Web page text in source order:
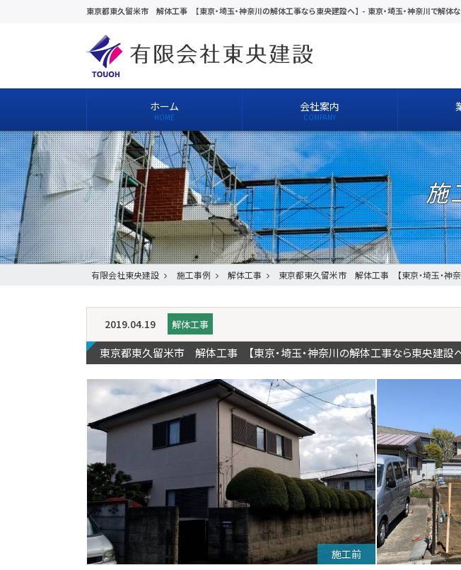
東京都東久留米市 解体工事 【東京・埼玉・神奈川の解体工事なら東央建設へ】 - 東京・埼玉・神奈川で解体
ホーム 会社案内
施
有限会社東央建設 施工事例 解体工事 東京都東久留米市 解体工事 【東京・埼玉・神
2019.04.19 解体工事
東京都東久留米市 解体工事 【東京・埼玉・神奈川の解体工事なら東央建設へ
施工前